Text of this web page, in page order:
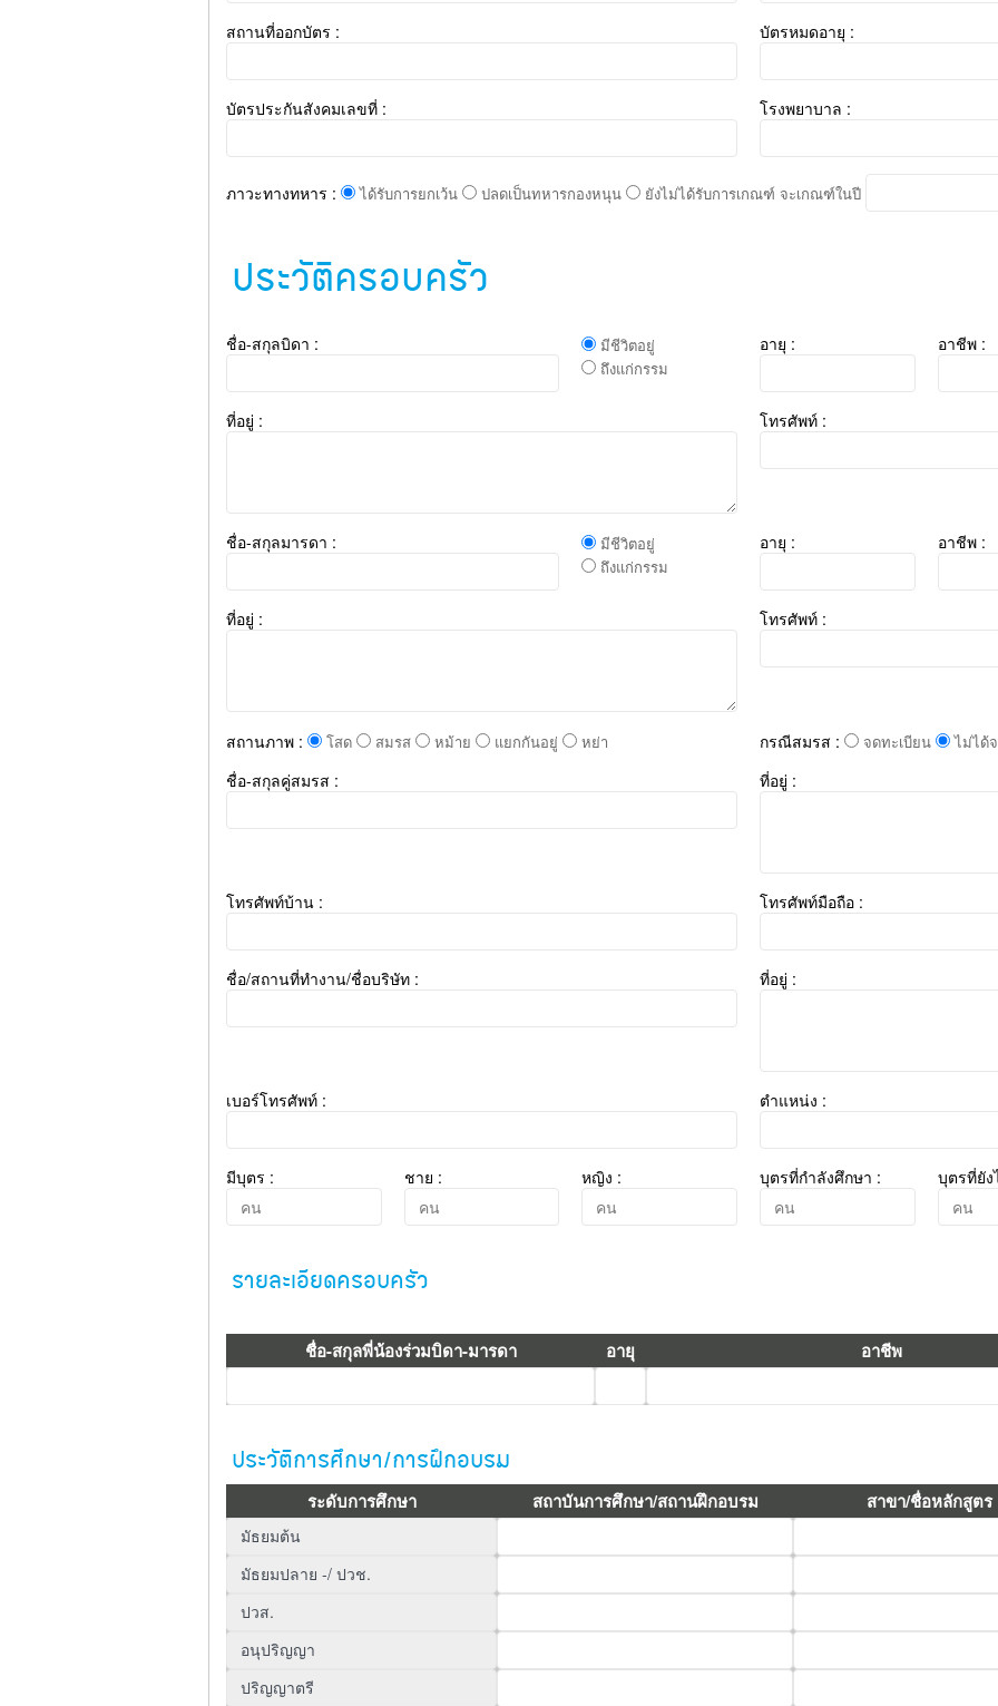
สถานที่ออกบัตร : บัตรหมดอายุ :
บัตรประกันสังคมเลขที่ : โรงพยาบาล :
ภาวะทางทหาร : ได้รับการยกเว้น ปลดเป็นทหารกองหนุน ยังไม่ได้รับการเกณฑ์ จะเกณฑ์ในปี
ประวัติครอบครัว
ชื่อ-สกุลบิดา :
มีชีวิตอยู่
ถึงแก่กรรม
อายุ : อาชีพ :
ที่อยู่ : โทรศัพท์ :
ชื่อ-สกุลมารดา :
มีชีวิตอยู่
ถึงแก่กรรม
อายุ : อาชีพ :
ที่อยู่ : โทรศัพท์ :
สถานภาพ : โสด สมรส หม้าย แยกกันอยู่ หย่า กรณีสมรส : จดทะเบียน ไม่ได้
ชื่อ-สกุลคู่สมรส : ที่อยู่ :
โทรศัพท์บ้าน : โทรศัพท์มือถือ :
ชื่อ/สถานที่ทำงาน/ชื่อบริษัท : ที่อยู่ :
เบอร์โทรศัพท์ : ตำแหน่ง :
มีบุตร : ชาย : หญิง : บุตรที่กำลังศึกษา : บุตรที่ยัง
รายละเอียดครอบครัว
ชื่อ-สกุลพี่น้องร่วมบิดา-มารดา อายุ อาชีพ
ประวัติการศึกษา/การฝึกอบรม
ระดับการศึกษา สถาบันการศึกษา/สถานฝึกอบรม สาขา/ชื่อหลักสูตร